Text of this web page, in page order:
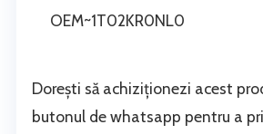
OEM~1T02KR0NL0
Dorești să achiziționezi acest
butonul de whatsapp pentru a